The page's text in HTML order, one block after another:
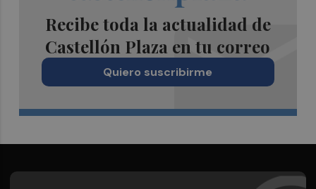
Recibe toda la actualidad de
Castellón Plaza en tu correo
Quiero suscribirme